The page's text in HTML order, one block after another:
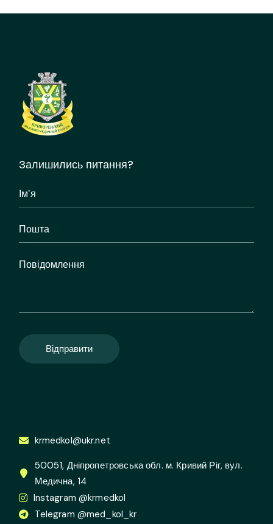
Залишились питання?
Відправити
krmedkol@ukr.net
50051, Дніпропетровська обл. м. Кривий Ріг, вул.
Медична, 14
Instagram @krmedkol
Telegram @med_kol_kr